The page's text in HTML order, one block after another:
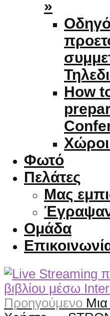
»
How
Φωτό
Πελάτες
Μας
Ομάδα
Προηγούμενο Μια